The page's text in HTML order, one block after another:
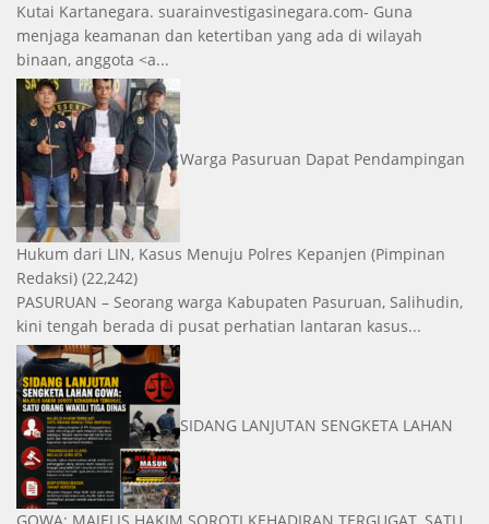
Kutai Kartanegara. suarainvestigasinegara.com- Guna
menjaga keamanan dan ketertiban yang ada di wilayah
binaan, anggota <a...
Warga Pasuruan Dapat Pendampingan
Hukum dari LIN, Kasus Menuju Polres Kepanjen (Pimpinan
Redaksi) (22,242)
PASURUAN – Seorang warga Kabupaten Pasuruan, Salihudin,
kini tengah berada di pusat perhatian lantaran kasus...
SIDANG LANJUTAN SENGKETA LAHAN